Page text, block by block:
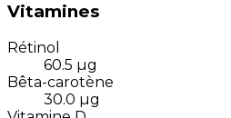
Vitamines
Rétinol
60.5 µg
Bêta-carotène
30.0 µg